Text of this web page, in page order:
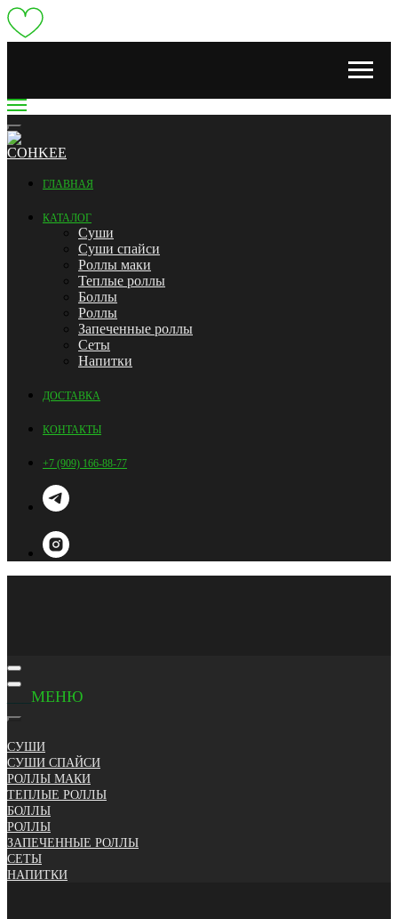
ГЛАВНАЯ
КАТАЛОГ
Суши
Суши спайси
Роллы маки
Теплые роллы
Боллы
Роллы
Запеченные роллы
Сеты
Напитки
ДОСТАВКА
КОНТАКТЫ
+7 (909) 166-88-77
МЕНЮ
СУШИ
СУШИ СПАЙСИ
РОЛЛЫ МАКИ
ТЕПЛЫЕ РОЛЛЫ
БОЛЛЫ
РОЛЛЫ
ЗАПЕЧЕННЫЕ РОЛЛЫ
СЕТЫ
НАПИТКИ